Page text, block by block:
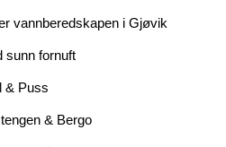
vannberedskapen i Gjøvik
sunn fornuft
& Puss
& Bergo